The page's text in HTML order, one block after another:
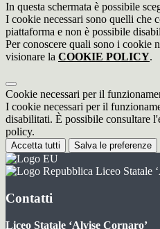
In questa schermata è possibile
I cookie necessari sono quelli che
piattaforma e non è possibile
Per conoscere quali sono i cookie
visionare la COOKIE POLICY.
Cookie necessari per il
I cookie necessari per il
disabilitati. È possibile consultare
policy.
Accetta tutti Salva le preferenze
Liceo Statale
Contatti
Liceo Statale ‘Alvise Cornaro’